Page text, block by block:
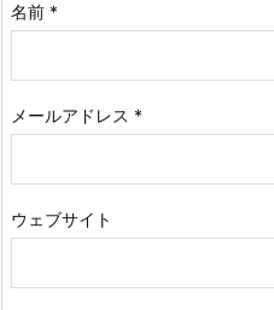
名前 *
メールアドレス *
ウェブサイト